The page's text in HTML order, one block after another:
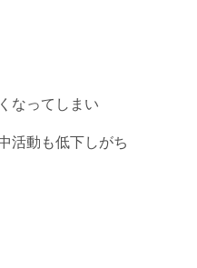
なってしまい
活動も低下しがち